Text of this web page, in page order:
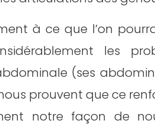
à ce que l’on
les
(ses
prouvent que ce
notre façon de